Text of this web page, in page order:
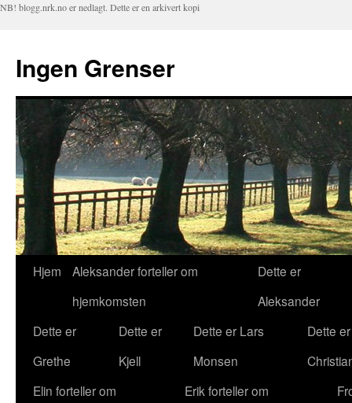
NB! blogg.nrk.no er nedlagt. Dette er en arkivert kopi
Ingen Grenser
Hopp
innhold
Hjem
Aleksander forteller om
hjemkomsten
Dette er
Aleksander
Dette er
Grethe
Dette er
Kjell
Dette er Lars
Monsen
Dette
Elin forteller om
Erik forteller om